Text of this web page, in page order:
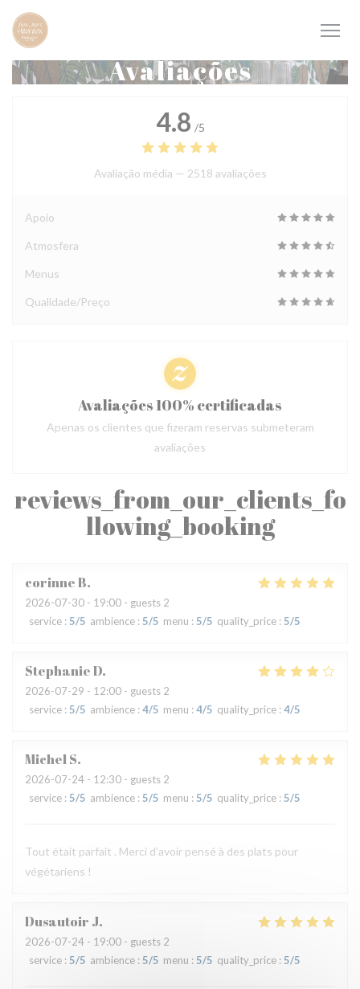
Painel de Gerenciamento de Cookies
Avaliações
reviews_from_our_clients_fo
llowing_booking
corinneB
2026-07-30 - 19:00 - guests 2
service : 5/5 ambience : 5/5 menu : 5/5 quality_price : 5/5
StephanieD
2026-07-29 - 12:00 - guests 2
service : 5/5 ambience : 4/5 menu : 4/5 quality_price : 4/5
MichelS
2026-07-24 - 12:30 - guests 2
service : 5/5 ambience : 5/5 menu : 5/5 quality_price : 5/5
Tout était parfait . Merci d’avoir pensé à des plats pour
végétariens !
Dusautoir J
2026-07-24 - 19:00 - guests 2
service : 5/5 ambience : 5/5 menu : 5/5 quality_price : 5/5
4.8 /5
Avaliação média — 2518 avaliações
Apoio
Atmosfera
Menus
Qualidade/Preço
Avaliações 100% certificadas
Apenas os clientes que fizeram reservas submeteram
avaliações